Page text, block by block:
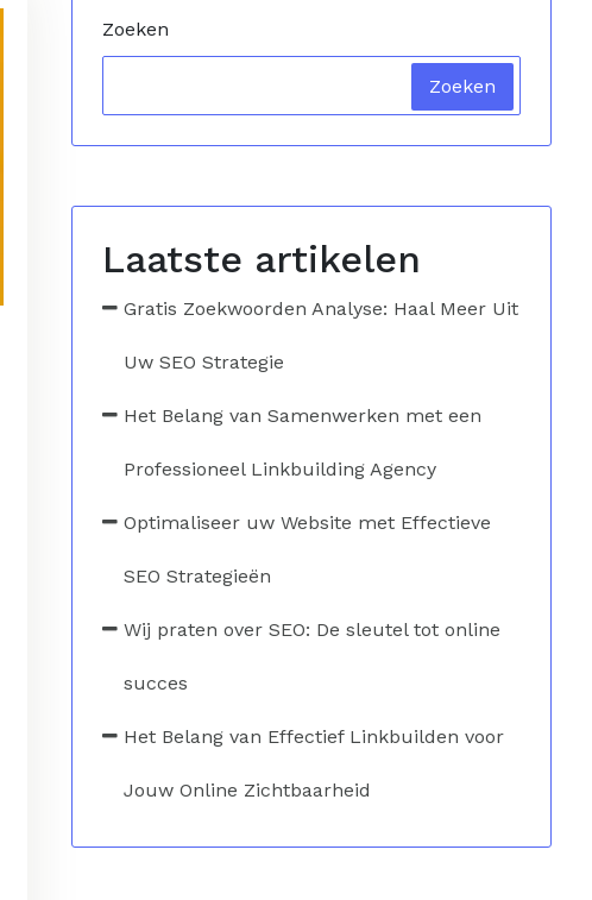
Zoeken
Zoeken
Laatste artikelen
Gratis Zoekwoorden Analyse: Haal Meer Uit
Uw SEO Strategie
Het Belang van Samenwerken met een
Professioneel Linkbuilding Agency
Optimaliseer uw Website met Effectieve
SEO Strategieën
Wij praten over SEO: De sleutel tot online
succes
Het Belang van Effectief Linkbuilden voor
Jouw Online Zichtbaarheid